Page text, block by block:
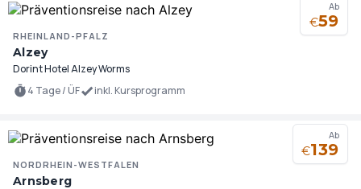
Ab
€59
RHEINLAND-PFALZ
Alzey
Dorint Hotel Alzey Worms
4 Tage / ÜF
inkl. Kursprogramm
Ab
€139
NORDRHEIN-WESTFALEN
Arnsberg